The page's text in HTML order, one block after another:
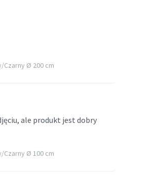
Czarny Ø 200 cm
ale produkt jest dobry
Czarny Ø 100 cm